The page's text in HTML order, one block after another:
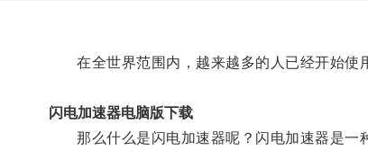
在全世界范围内，越来越多的人已经开始使
闪电加速器电脑版下载
那么什么是闪电加速器呢？闪电加速器是一